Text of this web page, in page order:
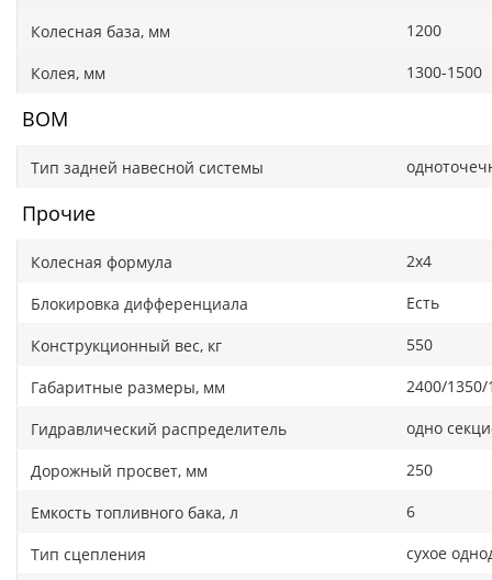
Колесная база, мм 1200
Колея, мм 1300-1500
ВОМ
Тип задней навесной системы
Прочие
Колесная формула 2x4
Блокировка дифференциала Есть
Конструкционный вес, кг 550
Габаритные размеры, мм 2400/1350/
Гидравлический распределитель одно
Дорожный просвет, мм 250
Емкость топливного бака, л 6
Тип сцепления сухое